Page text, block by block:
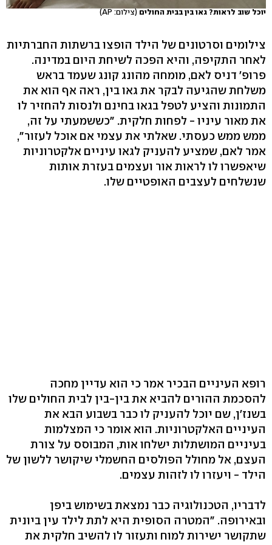
יוכל שוב לראות? גאו בין בבית החולים(צילום: AP)
צילומים וסרטונים של הילד הופצו ברשתות החברתיות
לאחר התקיפה, והיא הפכה לשיחת היום במדינה.
פרופ' דניס לאם, מומחה מהונג קונג שעמד בראש
משלחת שהגיעה לבקר את גאו בין, ראה אף הוא את
התמונות והציע לטפל בגאו בחינם ולנסות להחזיר לו
את מאור עיניו - לפחות חלקית. "כששמעתי על זה,
ממש ממש כעסתי. שאלתי את עצמי אם אוכל לעזור",
אמר לאם, שמציע להעניק לגאו עיניים אלקטרוניות
שיאפשרו לו לראות אור ועצמים בעזרת אותות
שנשלחים לעצבים האופטיים שלו.
רופא העיניים הבכיר אמר כי הוא עדיין מחכה
להסכמת ההורים להביא את בין-בין לבית החולים שלו
בשנז'ן, שם יוכל להעניק לו כבר בשבוע הבא את
העיניים האלקטרוניות. הוא אומר כי המצלמות
בעיניים המושתלות ישלחו אות, המבוסס על צורת
העצם, אל מחולל הפולסים החשמלי שיקושר ללשון של
הילד - ויעזרו לו לזהות עצמים.
לדבריו, הטכנולוגיה כבר נמצאת בשימוש ביפן
ובאירופה. "המטרה הסופית היא לתת לילד עין ביונית
שתקושר ישירות למוח ותעזור לו להשיב חלקית את